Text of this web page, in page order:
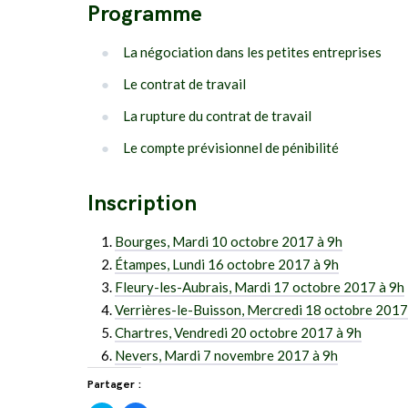
Programme
La négociation dans les petites entreprises
Le contrat de travail
La rupture du contrat de travail
Le compte prévisionnel de pénibilité
Inscription
Bourges, Mardi 10 octobre 2017 à 9h
Étampes, Lundi 16 octobre 2017 à 9h
Fleury-les-Aubrais, Mardi 17 octobre 2017 à 9h
Verrières-le-Buisson, Mercredi 18 octobre
Chartres, Vendredi 20 octobre 2017 à 9h
Nevers, Mardi 7 novembre 2017 à 9h
Partager :